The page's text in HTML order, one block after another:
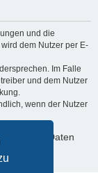
und die
dem Nutzer per E-
Im Falle
und dem Nutzer
wenn der Nutzer
Daten